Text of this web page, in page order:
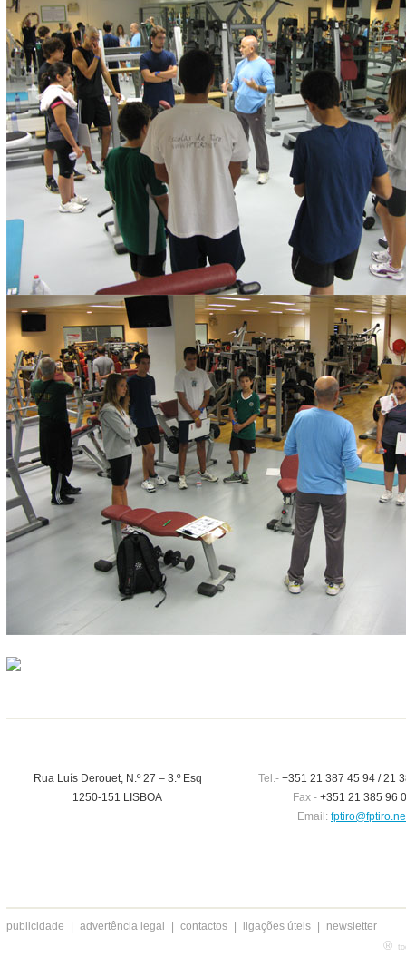
Rua Luís Derouet, N.º 27 – 3.º Esq
1250-151 LISBOA
Tel.-+351 21 387 45 94 / 21
Fax - +351 21 385 96
Email:
publicidade advertência legal contactos ligações úteis newsletter
®